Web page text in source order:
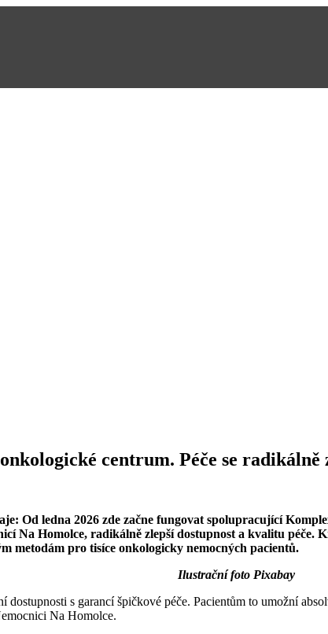
centrum. Péče se radikálně
Od ledna 2026 zde začne fungovat spolupracující
Na Homolce, radikálně zlepší dostupnost a kvalitu
metodám pro tisíce onkologicky nemocných pacientů.
Ilustrační foto Pixabay
s garancí špičkové péče. Pacientům to umožní
Na Homolce.